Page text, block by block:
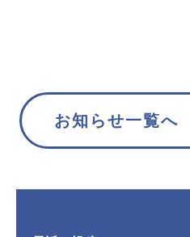
お知らせ一覧へ